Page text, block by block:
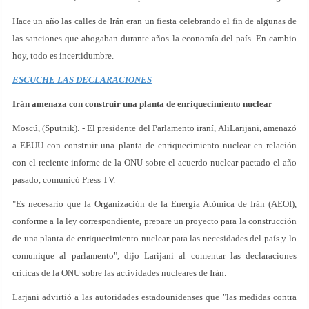
Hace un año las calles de Irán eran un fiesta celebrando el fin de algunas de
las sanciones que ahogaban durante años la economía del país. En cambio
hoy, todo es incertidumbre.
ESCUCHE LAS DECLARACIONES
Irán amenaza con construir una planta de enriquecimiento nuclear
Moscú, (Sputnik). - El presidente del Parlamento iraní, AliLarijani, amenazó
a EEUU con construir una planta de enriquecimiento nuclear en relación
con el reciente informe de la ONU sobre el acuerdo nuclear pactado el año
pasado, comunicó Press TV.
"Es necesario que la Organización de la Energía Atómica de Irán (AEOI),
conforme a la ley correspondiente, prepare un proyecto para la construcción
de una planta de enriquecimiento nuclear para las necesidades del país y lo
comunique al parlamento", dijo Larijani al comentar las declaraciones
críticas de la ONU sobre las actividades nucleares de Irán.
Larjani advirtió a las autoridades estadounidenses que "las medidas contra